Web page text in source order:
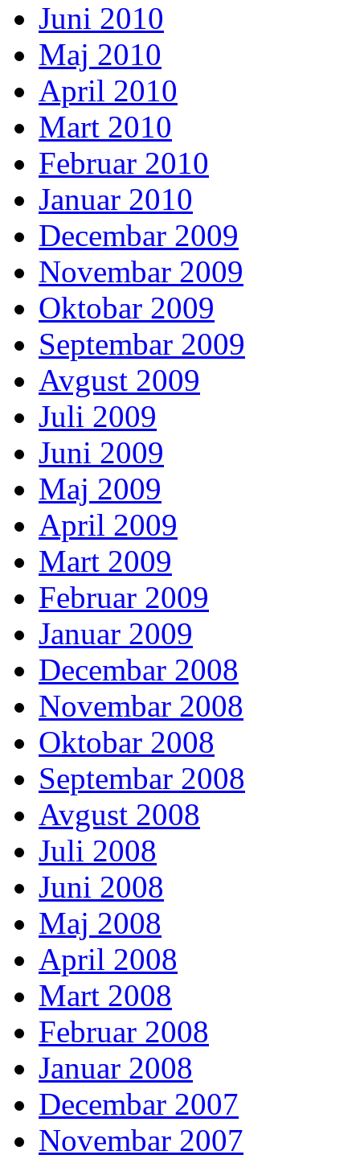
Juni 2010
Maj 2010
April 2010
Mart 2010
Februar 2010
Januar 2010
Decembar 2009
Novembar 2009
Oktobar 2009
Septembar 2009
Avgust 2009
Juli 2009
Juni 2009
Maj 2009
April 2009
Mart 2009
Februar 2009
Januar 2009
Decembar 2008
Novembar 2008
Oktobar 2008
Septembar 2008
Avgust 2008
Juli 2008
Juni 2008
Maj 2008
April 2008
Mart 2008
Februar 2008
Januar 2008
Decembar 2007
Novembar 2007